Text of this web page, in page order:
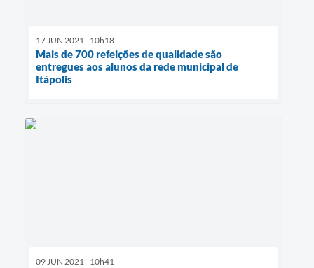
17 JUN 2021 - 10h18
Mais de 700 refeições de qualidade são
entregues aos alunos da rede municipal de
Itápolis
09 JUN 2021 - 10h41